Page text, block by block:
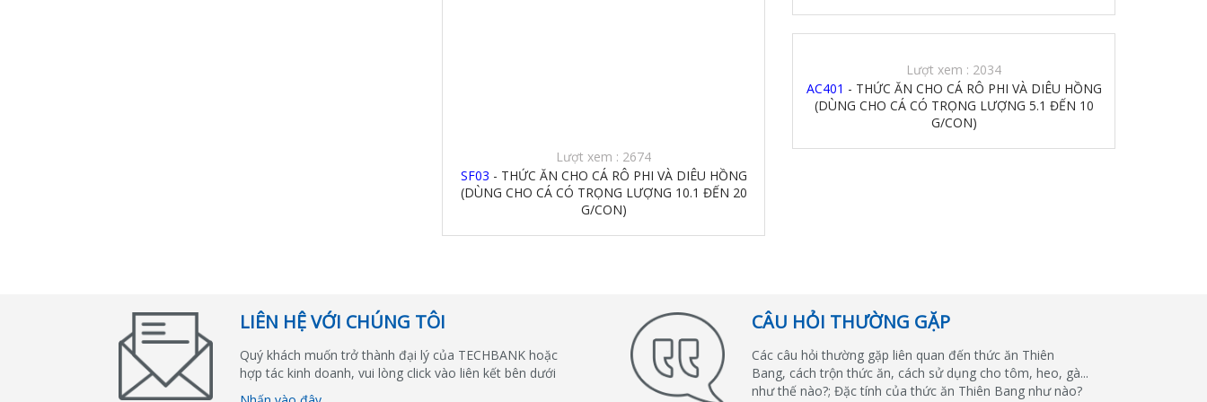
Lượt xem : 2674
SF03 - THỨC ĂN CHO CÁ RÔ PHI VÀ DIÊU HỒNG
(DÙNG CHO CÁ CÓ TRỌNG LƯỢNG 10.1 ĐẾN 20
G/CON)
Lượt xem : 2034
AC401 - THỨC ĂN CHO CÁ RÔ PHI VÀ DIÊU HỒNG
(DÙNG CHO CÁ CÓ TRỌNG LƯỢNG 5.1 ĐẾN 10
G/CON)
LIÊN HỆ VỚI CHÚNG TÔI
Quý khách muốn trở thành đại lý của TECHBANK hoặc
hợp tác kinh doanh, vui lòng click vào liên kết bên dưới
CÂU HỎI THƯỜNG GẶP
Các câu hỏi thường gặp liên quan đến thức ăn Thiên
Bang, cách trộn thức ăn, cách sử dụng cho tôm, heo, gà...
như thế nào?; Đặc tính của thức ăn Thiên Bang như nào?